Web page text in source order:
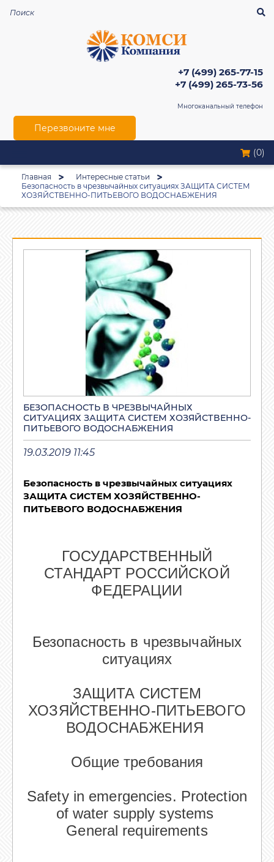
+7 (499) 265-77-15
+7 (499) 265-73-56
Многоканальный телефон
Перезвоните мне
(0)
Главная
Интересные статьи
Безопасность в чрезвычайных ситуациях ЗАЩИТА СИСТЕМ
ХОЗЯЙСТВЕННО-ПИТЬЕВОГО ВОДОСНАБЖЕНИЯ
БЕЗОПАСНОСТЬ В ЧРЕЗВЫЧАЙНЫХ
СИТУАЦИЯХ ЗАЩИТА СИСТЕМ ХОЗЯЙСТВЕННО-
ПИТЬЕВОГО ВОДОСНАБЖЕНИЯ
19.03.2019 11:45
Безопасность в чрезвычайных ситуациях
ЗАЩИТА СИСТЕМ ХОЗЯЙСТВЕННО-
ПИТЬЕВОГО ВОДОСНАБЖЕНИЯ
ГОСУДАРСТВЕННЫЙ
СТАНДАРТ РОССИЙСКОЙ
ФЕДЕРАЦИИ
Безопасность в чрезвычайных
ситуациях
ЗАЩИТА СИСТЕМ
ХОЗЯЙСТВЕННО-ПИТЬЕВОГО
ВОДОСНАБЖЕНИЯ
Общие требования
Safety in emergencies. Protection
of water supply systems
General requirements